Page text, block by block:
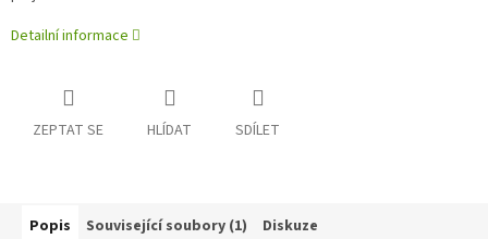
Detailní informace
ZEPTAT SE HLÍDAT SDÍLET
Popis Související soubory (1) Diskuze